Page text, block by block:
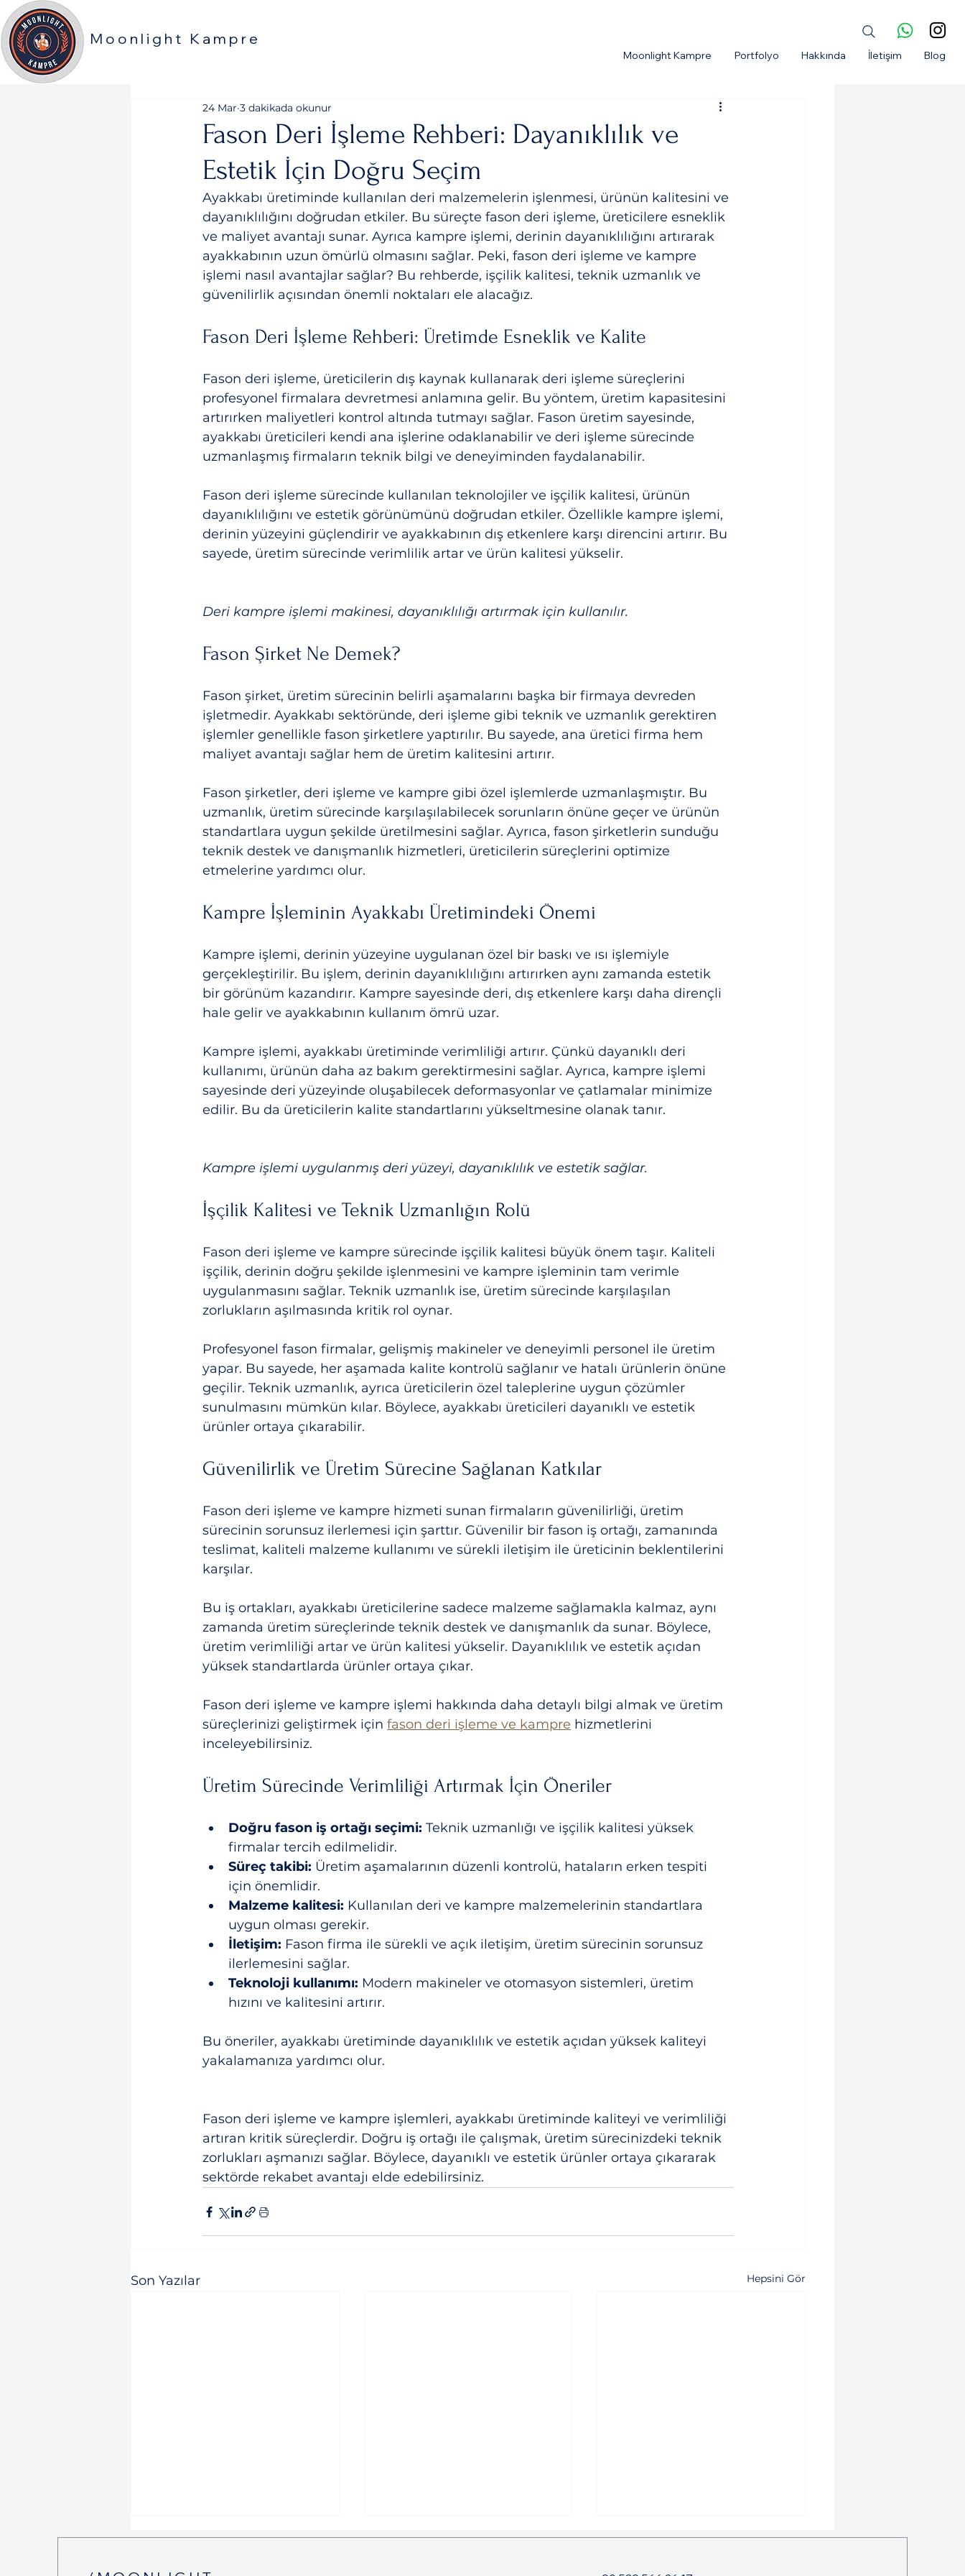
Moonlight Kampre
Moonlight Kampre Portfolyo Hakkında İletişim Blog
Fason Deri İşleme Rehberi: Dayanıklılık ve
Estetik İçin Doğru Seçim
24 Mar 3 dakikada okunur
Ayakkabı üretiminde kullanılan deri malzemelerin işlenmesi, ürünün kalitesini ve
dayanıklılığını doğrudan etkiler. Bu süreçte fason deri işleme, üreticilere esneklik
ve maliyet avantajı sunar. Ayrıca kampre işlemi, derinin dayanıklılığını artırarak
ayakkabının uzun ömürlü olmasını sağlar. Peki, fason deri işleme ve kampre
işlemi nasıl avantajlar sağlar? Bu rehberde, işçilik kalitesi, teknik uzmanlık ve
güvenilirlik açısından önemli noktaları ele alacağız.
Fason Deri İşleme Rehberi: Üretimde Esneklik ve Kalite
Fason deri işleme, üreticilerin dış kaynak kullanarak deri işleme süreçlerini
profesyonel firmalara devretmesi anlamına gelir. Bu yöntem, üretim kapasitesini
artırırken maliyetleri kontrol altında tutmayı sağlar. Fason üretim sayesinde,
ayakkabı üreticileri kendi ana işlerine odaklanabilir ve deri işleme sürecinde
uzmanlaşmış firmaların teknik bilgi ve deneyiminden faydalanabilir.
Fason deri işleme sürecinde kullanılan teknolojiler ve işçilik kalitesi, ürünün
dayanıklılığını ve estetik görünümünü doğrudan etkiler. Özellikle kampre işlemi,
derinin yüzeyini güçlendirir ve ayakkabının dış etkenlere karşı direncini artırır. Bu
sayede, üretim sürecinde verimlilik artar ve ürün kalitesi yükselir.
Deri kampre işlemi makinesi, dayanıklılığı artırmak için kullanılır.
Fason Şirket Ne Demek?
Fason şirket, üretim sürecinin belirli aşamalarını başka bir firmaya devreden
işletmedir. Ayakkabı sektöründe, deri işleme gibi teknik ve uzmanlık gerektiren
işlemler genellikle fason şirketlere yaptırılır. Bu sayede, ana üretici firma hem
maliyet avantajı sağlar hem de üretim kalitesini artırır.
Fason şirketler, deri işleme ve kampre gibi özel işlemlerde uzmanlaşmıştır. Bu
uzmanlık, üretim sürecinde karşılaşılabilecek sorunların önüne geçer ve ürünün
standartlara uygun şekilde üretilmesini sağlar. Ayrıca, fason şirketlerin sunduğu
teknik destek ve danışmanlık hizmetleri, üreticilerin süreçlerini optimize
etmelerine yardımcı olur.
Kampre İşleminin Ayakkabı Üretimindeki Önemi
Kampre işlemi, derinin yüzeyine uygulanan özel bir baskı ve ısı işlemiyle
gerçekleştirilir. Bu işlem, derinin dayanıklılığını artırırken aynı zamanda estetik
bir görünüm kazandırır. Kampre sayesinde deri, dış etkenlere karşı daha dirençli
hale gelir ve ayakkabının kullanım ömrü uzar.
Kampre işlemi, ayakkabı üretiminde verimliliği artırır. Çünkü dayanıklı deri
kullanımı, ürünün daha az bakım gerektirmesini sağlar. Ayrıca, kampre işlemi
sayesinde deri yüzeyinde oluşabilecek deformasyonlar ve çatlamalar minimize
edilir. Bu da üreticilerin kalite standartlarını yükseltmesine olanak tanır.
Kampre işlemi uygulanmış deri yüzeyi, dayanıklılık ve estetik sağlar.
İşçilik Kalitesi ve Teknik Uzmanlığın Rolü
Fason deri işleme ve kampre sürecinde işçilik kalitesi büyük önem taşır. Kaliteli
işçilik, derinin doğru şekilde işlenmesini ve kampre işleminin tam verimle
uygulanmasını sağlar. Teknik uzmanlık ise, üretim sürecinde karşılaşılan
zorlukların aşılmasında kritik rol oynar.
Profesyonel fason firmalar, gelişmiş makineler ve deneyimli personel ile üretim
yapar. Bu sayede, her aşamada kalite kontrolü sağlanır ve hatalı ürünlerin önüne
geçilir. Teknik uzmanlık, ayrıca üreticilerin özel taleplerine uygun çözümler
sunulmasını mümkün kılar. Böylece, ayakkabı üreticileri dayanıklı ve estetik
ürünler ortaya çıkarabilir.
Güvenilirlik ve Üretim Sürecine Sağlanan Katkılar
Fason deri işleme ve kampre hizmeti sunan firmaların güvenilirliği, üretim
sürecinin sorunsuz ilerlemesi için şarttır. Güvenilir bir fason iş ortağı, zamanında
teslimat, kaliteli malzeme kullanımı ve sürekli iletişim ile üreticinin beklentilerini
karşılar.
Bu iş ortakları, ayakkabı üreticilerine sadece malzeme sağlamakla kalmaz, aynı
zamanda üretim süreçlerinde teknik destek ve danışmanlık da sunar. Böylece,
üretim verimliliği artar ve ürün kalitesi yükselir. Dayanıklılık ve estetik açıdan
yüksek standartlarda ürünler ortaya çıkar.
Fason deri işleme ve kampre işlemi hakkında daha detaylı bilgi almak ve üretim
süreçlerinizi geliştirmek için fason deri işleme ve kampre hizmetlerini
inceleyebilirsiniz.
Üretim Sürecinde Verimliliği Artırmak İçin Öneriler
Doğru fason iş ortağı seçimi: Teknik uzmanlığı ve işçilik kalitesi yüksek
firmalar tercih edilmelidir.
Süreç takibi: Üretim aşamalarının düzenli kontrolü, hataların erken tespiti
için önemlidir.
Malzeme kalitesi: Kullanılan deri ve kampre malzemelerinin standartlara
uygun olması gerekir.
İletişim: Fason firma ile sürekli ve açık iletişim, üretim sürecinin sorunsuz
ilerlemesini sağlar.
Teknoloji kullanımı: Modern makineler ve otomasyon sistemleri, üretim
hızını ve kalitesini artırır.
Bu öneriler, ayakkabı üretiminde dayanıklılık ve estetik açıdan yüksek kaliteyi
yakalamanıza yardımcı olur.
Fason deri işleme ve kampre işlemleri, ayakkabı üretiminde kaliteyi ve verimliliği
artıran kritik süreçlerdir. Doğru iş ortağı ile çalışmak, üretim sürecinizdeki teknik
zorlukları aşmanızı sağlar. Böylece, dayanıklı ve estetik ürünler ortaya çıkararak
sektörde rekabet avantajı elde edebilirsiniz.
Son Yazılar Hepsini Gör